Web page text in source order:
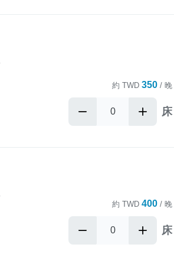
約 TWD 350 / 晚
床
約 TWD 400 / 晚
床